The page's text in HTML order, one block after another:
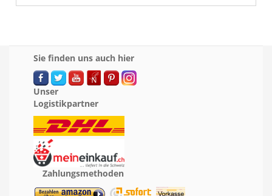
Sie finden uns auch hier
Unser
Logistikpartner
Zahlungsmethoden